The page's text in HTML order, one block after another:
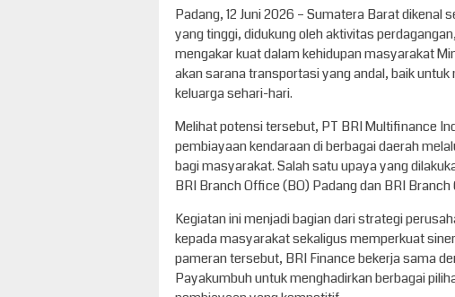
Padang, 12 Juni 2026 – Sumatera Barat
yang tinggi, didukung oleh aktivitas
mengakar kuat dalam kehidupan masyarakat
akan sarana transportasi yang andal, baik
keluarga sehari-hari.
Melihat potensi tersebut, PT BRI Multifinance
pembiayaan kendaraan di berbagai daerah
bagi masyarakat. Salah satu upaya yang
BRI Branch Office (BO) Padang dan BRI
Kegiatan ini menjadi bagian dari strategi
kepada masyarakat sekaligus memperkuat
pameran tersebut, BRI Finance bekerja sama
Payakumbuh untuk menghadirkan berbagai